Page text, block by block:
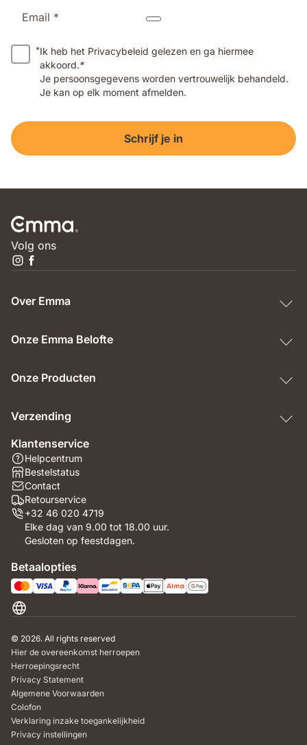
Email *
*Ik heb het Privacybeleid gelezen en ga hiermee
akkoord.*
Je persoonsgegevens worden vertrouwelijk behandeld.
Je kan op elk moment afmelden.
Schrijf je in
Volg ons
Over Emma
Onze Emma Belofte
Onze Producten
Verzending
Klantenservice
Helpcentrum
Bestelstatus
Contact
Retourservice
+32 46 020 4719
Elke dag van 9.00 tot 18.00 uur.
Gesloten op feestdagen.
Betaalopties
© 2026. All rights reserved
Hier de overeenkomst herroepen
Herroepingsrecht
Privacy Statement
Algemene Voorwaarden
Colofon
Verklaring inzake toegankelijkheid
Privacy instellingen